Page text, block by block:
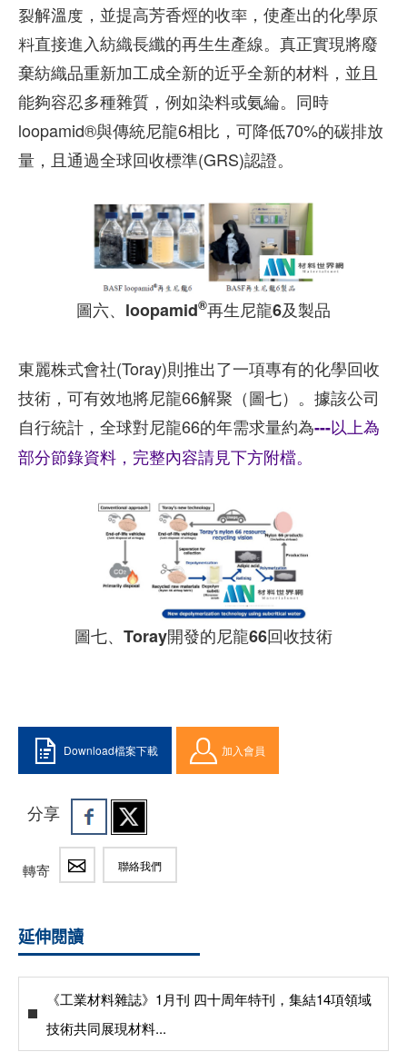
裂解溫度，並提高芳香烴的收率，使產出的化學原
料直接進入紡織長纖的再生生產線。真正實現將廢
棄紡織品重新加工成全新的近乎全新的材料，並且
能夠容忍多種雜質，例如染料或氨綸。同時
loopamid®與傳統尼龍6相比，可降低70%的碳排放
量，且通過全球回收標準(GRS)認證。
圖六、loopamid®再生尼龍6及製品
東麗株式會社(Toray)則推出了一項專有的化學回收
技術，可有效地將尼龍66解聚（圖七）。據該公司
自行統計，全球對尼龍66的年需求量約為---以上為
部分節錄資料，完整內容請見下方附檔。
圖七、Toray開發的尼龍66回收技術
Download檔案下載 加入會員
分享
轉寄 聯絡我們
延伸閱讀
《工業材料雜誌》1月刊 四十周年特刊，集結14項領域
技術共同展現材料...